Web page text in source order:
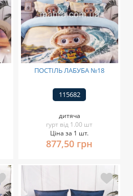
ПОСТІЛЬ ЛАБУБА №18
115682
дитяча
гурт від 1.00 шт
Ціна за 1 шт.
877,50 грн